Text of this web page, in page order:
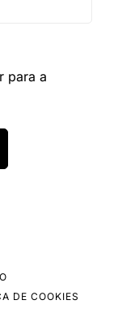
para a
DE COOKIES